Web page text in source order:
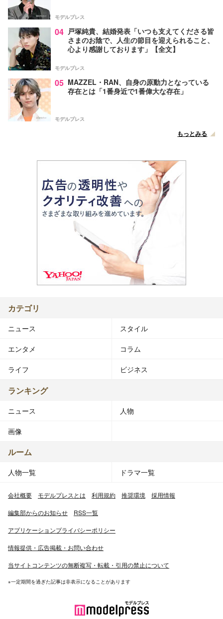
モデルプレス
04 戸塚純貴、結婚発表「いつも支えてくださる皆
さまのお陰で、人生の節目を迎えられること、
心より感謝しております」【全文】
モデルプレス
05 MAZZEL・RAN、自身の原動力となっている
存在とは「1番身近で1番偉大な存在」
モデルプレス
もっとみる
カテゴリ
ニュース スタイル
エンタメ コラム
ライフ ビジネス
ランキング
ニュース 人物
画像
ルーム
人物一覧 ドラマ一覧
会社概要 モデルプレスとは 利用規約 推奨環境 採用情報
編集部からのお知らせ RSS一覧
アプリケーションプライバシーポリシー
情報提供・広告掲載・お問い合わせ
当サイトコンテンツの無断複写・転載・引用の禁止について
※一定期間を過ぎた記事は非表示になることがあります